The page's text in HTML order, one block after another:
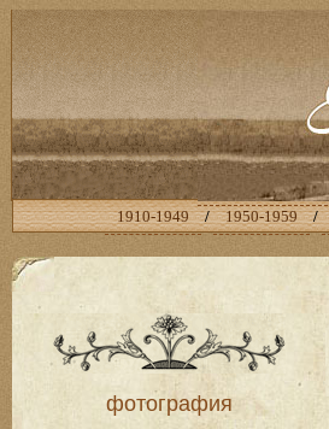
1910-1949 / 1950-1959 /
фотография